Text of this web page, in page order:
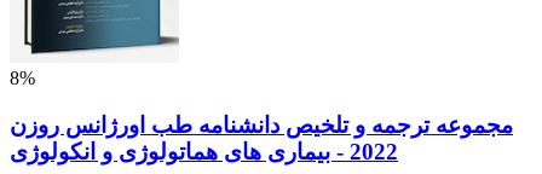
8%
مجموعه ترجمه و تلخیص دانشنامه طب اورژانس روزن
2022 - بیماری های هماتولوژی و انکولوژی